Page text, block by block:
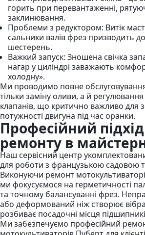
горить при перевантаженні,
заклинювання.
Проблеми з редуктором: Витік
сальники валів фрез призводить
шестерень.
Важкий запуск: Зношена свічка
нагар у циліндрі заважають
холодну».
Ми проводимо повне
тільки заміну оливи, а й
клапанів, що критично важливо для
потужності двигуна під час оранки.
Професійний
ремонту в
Наш сервісний центр
для роботи з французькою садовою
Виконуючи ремонт
ми фокусуємося на герметичності
та точному балансуванні фрез.
або деформований ніж створює
розбиває посадочні місця
Ми забезпечуємо професійний